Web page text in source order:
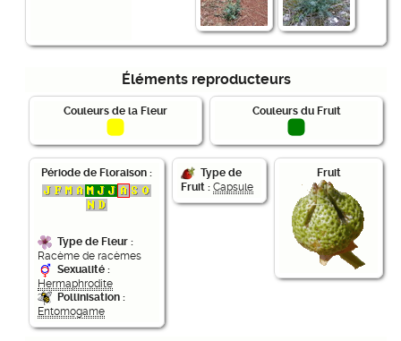
Éléments reproducteurs
Couleurs de la Fleur Couleurs du Fruit
Période de Floraison :
Type de Fleur :
Racème de racèmes
Sexualité :
Hermaphrodite
Pollinisation :
Entomogame
Type de
Fruit : Capsule
Fruit